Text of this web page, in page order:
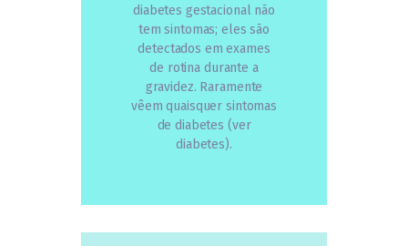
diabetes gestacional não
tem sintomas; eles são
detectados em exames
de rotina durante a
gravidez. Raramente
vêem quaisquer sintomas
de diabetes (ver
diabetes).